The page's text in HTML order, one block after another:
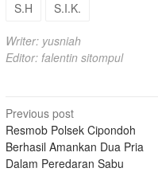
S.H
S.I.K.
Writer: yusniah
Editor: falentin sitompul
Post
navigation
Previous post
Resmob Polsek Cipondoh
Berhasil Amankan Dua Pria
Dalam Peredaran Sabu